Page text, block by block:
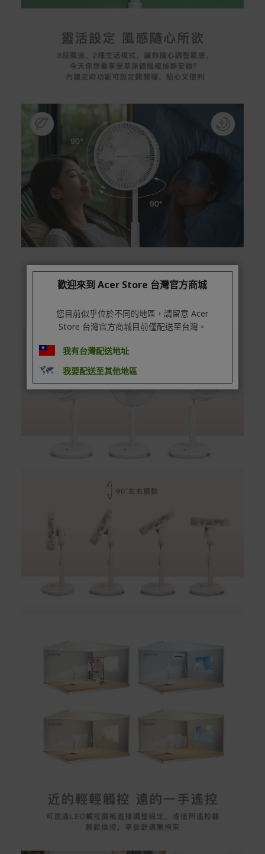
歡迎來到 Acer Store 台灣官方商城
您目前似乎位於不同的地區，請留意 Acer
Store 台灣官方商城目前僅配送至台灣。
我有台灣配送地址
我要配送至其他地區